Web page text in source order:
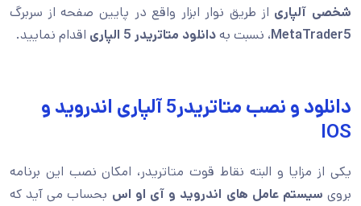
شخصی آلپاری از طریق نوار ابزار واقع در پایین صفحه از سربرگ
MetaTrader5، نسبت بهدانلود متاتریدر 5 الپاری اقدام نمایید.
دانلود و نصب متاتریدر5 آلپاری اندروید و
IOS
یکی از مزایا و البته نقاط قوت متاتریدر، امکان نصب این برنامه
بروی سیستم عامل های اندروید و آی او اس بحساب می آید که